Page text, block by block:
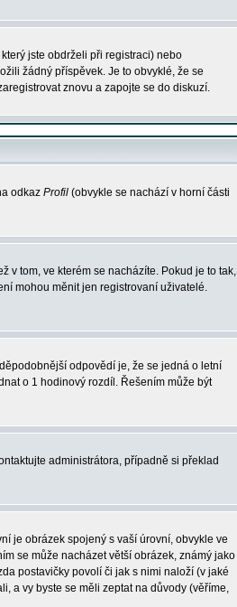
jste obdrželi při registraci) nebo
žádný příspěvek. Je to obvyklé, že se
znovu a zapojte se do diskuzí.
odkaz Profil (obvykle se nachází v horní části
v tom, ve kterém se nacházíte. Pokud je to tak,
mohou měnit jen registrovaní uživatelé.
odpovědí je, že se jedná o letní
o 1 hodinový rozdíl. Řešením může být
administrátora, případně si překlad
je obrázek spojený s vaší úrovní, obvykle ve
se může nacházet větší obrázek, známý jako
postavičky povolí či jak s nimi naloží (v jaké
a vy byste se měli zeptat na důvody (věříme,